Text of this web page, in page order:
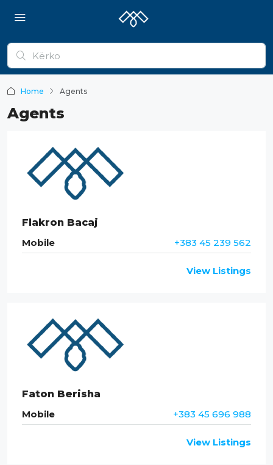
Home Agents
Agents
Flakron Bacaj
Mobile
+383 45 239 562
View Listings
Faton Berisha
Mobile
+383 45 696 988
View Listings